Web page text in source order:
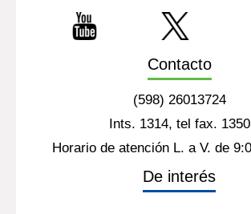
Contacto
(598) 26013724
Ints. 1314, tel fax. 1350
Horario de atención L. a V. de
De interés